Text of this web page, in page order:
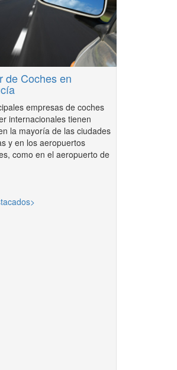
de Coches en
empresas de coches
internacionales tienen
la mayoría de las ciudades
y en los aeropuertos
como en el aeropuerto de